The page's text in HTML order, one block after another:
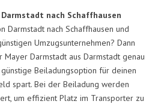
nach Schaffhausen
Darmstadt nach Schaffhausen und
Umzugsunternehmen? Dann
Darmstadt aus Darmstadt genau
Beiladungsoption für deinen
spart. Bei der Beiladung werden
um effizient Platz im Transporter zu